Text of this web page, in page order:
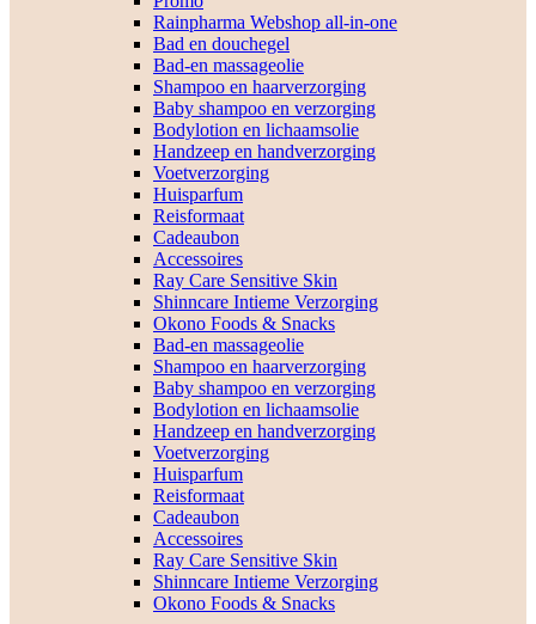
Rainpharma Webshop all-in-one
Bad en douchegel
Bad-en massageolie
Shampoo en haarverzorging
Baby shampoo en verzorging
Bodylotion en lichaamsolie
Handzeep en handverzorging
Voetverzorging
Huisparfum
Reisformaat
Cadeaubon
Accessoires
Ray Care Sensitive Skin
Shinncare Intieme Verzorging
Okono Foods & Snacks
Bad-en massageolie
Shampoo en haarverzorging
Baby shampoo en verzorging
Bodylotion en lichaamsolie
Handzeep en handverzorging
Voetverzorging
Huisparfum
Reisformaat
Cadeaubon
Accessoires
Ray Care Sensitive Skin
Shinncare Intieme Verzorging
Okono Foods & Snacks